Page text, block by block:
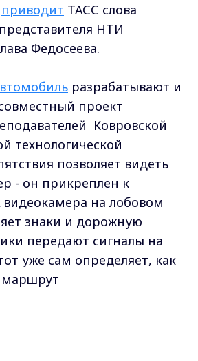
приводит ТАСС слова
НТИ
Федосеева.
разрабатывают и
проект
Ковровской
технологической
позволяет видеть
- он прикреплен к
на лобовом
знаки и дорожную
передают сигналы на
уже сам определяет, как
маршрут